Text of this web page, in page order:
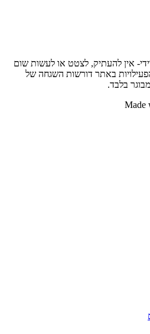
אין להעתיק, לצטט או לעשות שום
באתר דורשות השגחה של
בלבד.
Made